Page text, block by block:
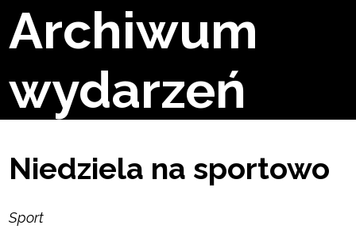
Archiwum
wydarzeń
Niedziela na sportowo
Sport